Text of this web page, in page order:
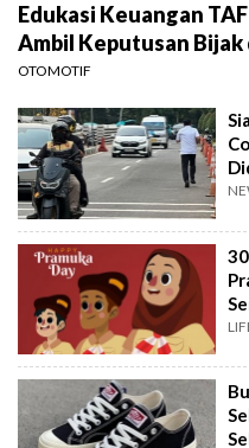
Edukasi Keuangan
Ambil Keputusan Bijak
OTOMOTIF